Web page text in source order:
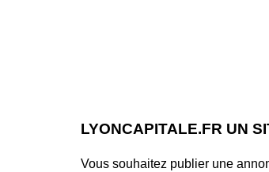
LYONCAPITALE.FR UN
Vous souhaitez publier une